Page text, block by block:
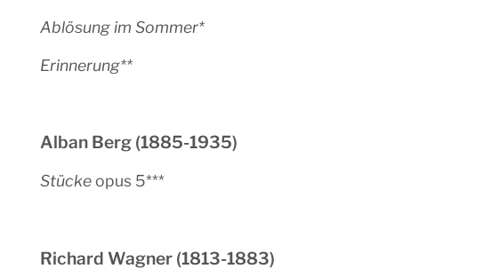
Ablösung im Sommer*
Erinnerung**
Alban Berg (1885-1935)
Stückeopus 5***
Richard Wagner (1813-1883)